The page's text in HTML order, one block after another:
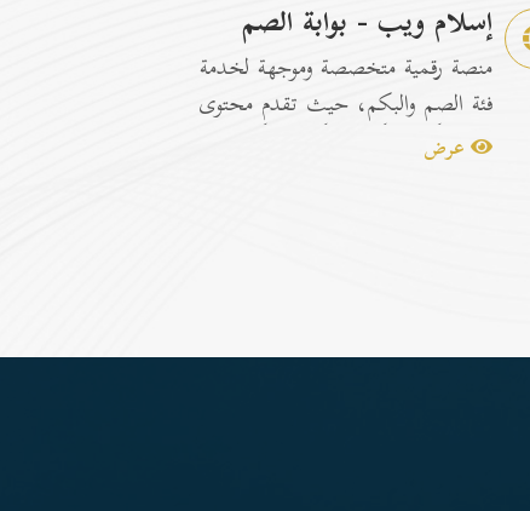
إسلام ويب - بوابة الصم
منصة رقمية متخصصة وموجهة لخدمة
فئة الصم والبكم، حيث تقدم محتوى
إسلامياً وتوعوياً تفاعلياً مترجماً با...
عرض